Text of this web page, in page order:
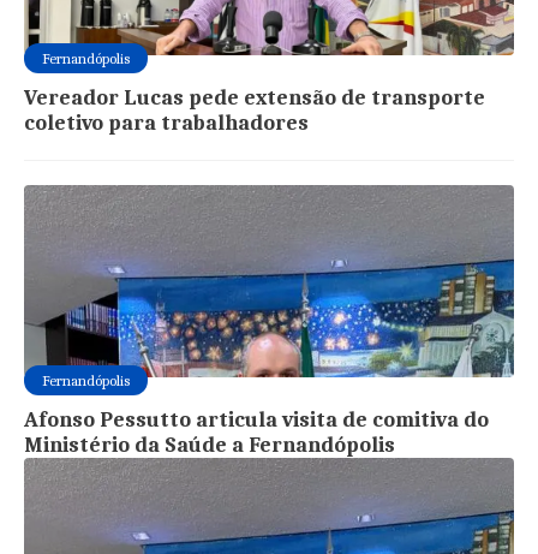
Fernandópolis
Vereador Lucas pede extensão de transporte
coletivo para trabalhadores
Fernandópolis
Afonso Pessutto articula visita de comitiva do
Ministério da Saúde a Fernandópolis